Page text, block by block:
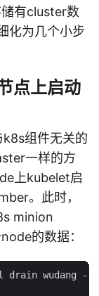
有cluster数
化为几个小步
点上启动
组件无关的
一样的方
上kubelet启
。此时，
minion
的数据：
wudang